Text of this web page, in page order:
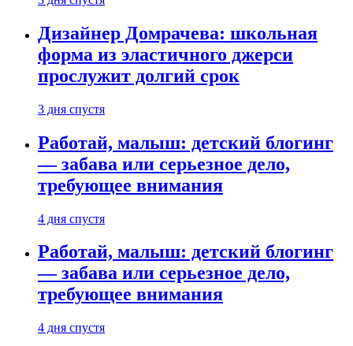
Дизайнер Домрачева: школьная
форма из эластичного джерси
прослужит долгий срок
3 дня спустя
Работай, малыш: детский блогинг
— забава или серьезное дело,
требующее внимания
4 дня спустя
Работай, малыш: детский блогинг
— забава или серьезное дело,
требующее внимания
4 дня спустя